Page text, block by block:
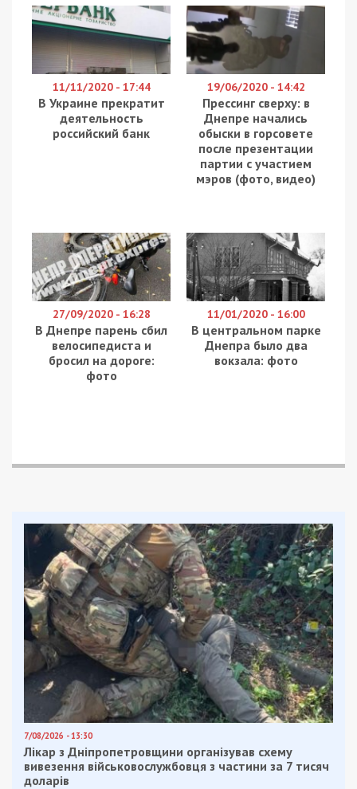
11/11/2020 - 17:44
В Украине прекратит
деятельность
российский банк
19/06/2020 - 14:42
Прессинг сверху: в
Днепре начались
обыски в горсовете
после презентации
партии с участием
мэров (фото, видео)
27/09/2020 - 16:28
В Днепре парень сбил
велосипедиста и
бросил на дороге:
фото
11/01/2020 - 16:00
В центральном парке
Днепра было два
вокзала: фото
7/08/2026 - 13:30
Лікар з Дніпропетровщини організував схему
вивезення військовослужбовця з частини за 7 тисяч
доларів